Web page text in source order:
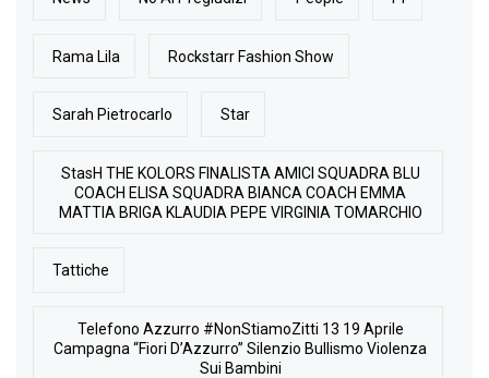
Rama Lila Rockstarr Fashion Show
Sarah Pietrocarlo Star
StasH THE KOLORS FINALISTA AMICI SQUADRA BLU
COACH ELISA SQUADRA BIANCA COACH EMMA
MATTIA BRIGA KLAUDIA PEPE VIRGINIA TOMARCHIO
Tattiche
Telefono Azzurro #NonStiamoZitti 13 19 Aprile
Campagna “Fiori D’Azzurro” Silenzio Bullismo Violenza
Sui Bambini